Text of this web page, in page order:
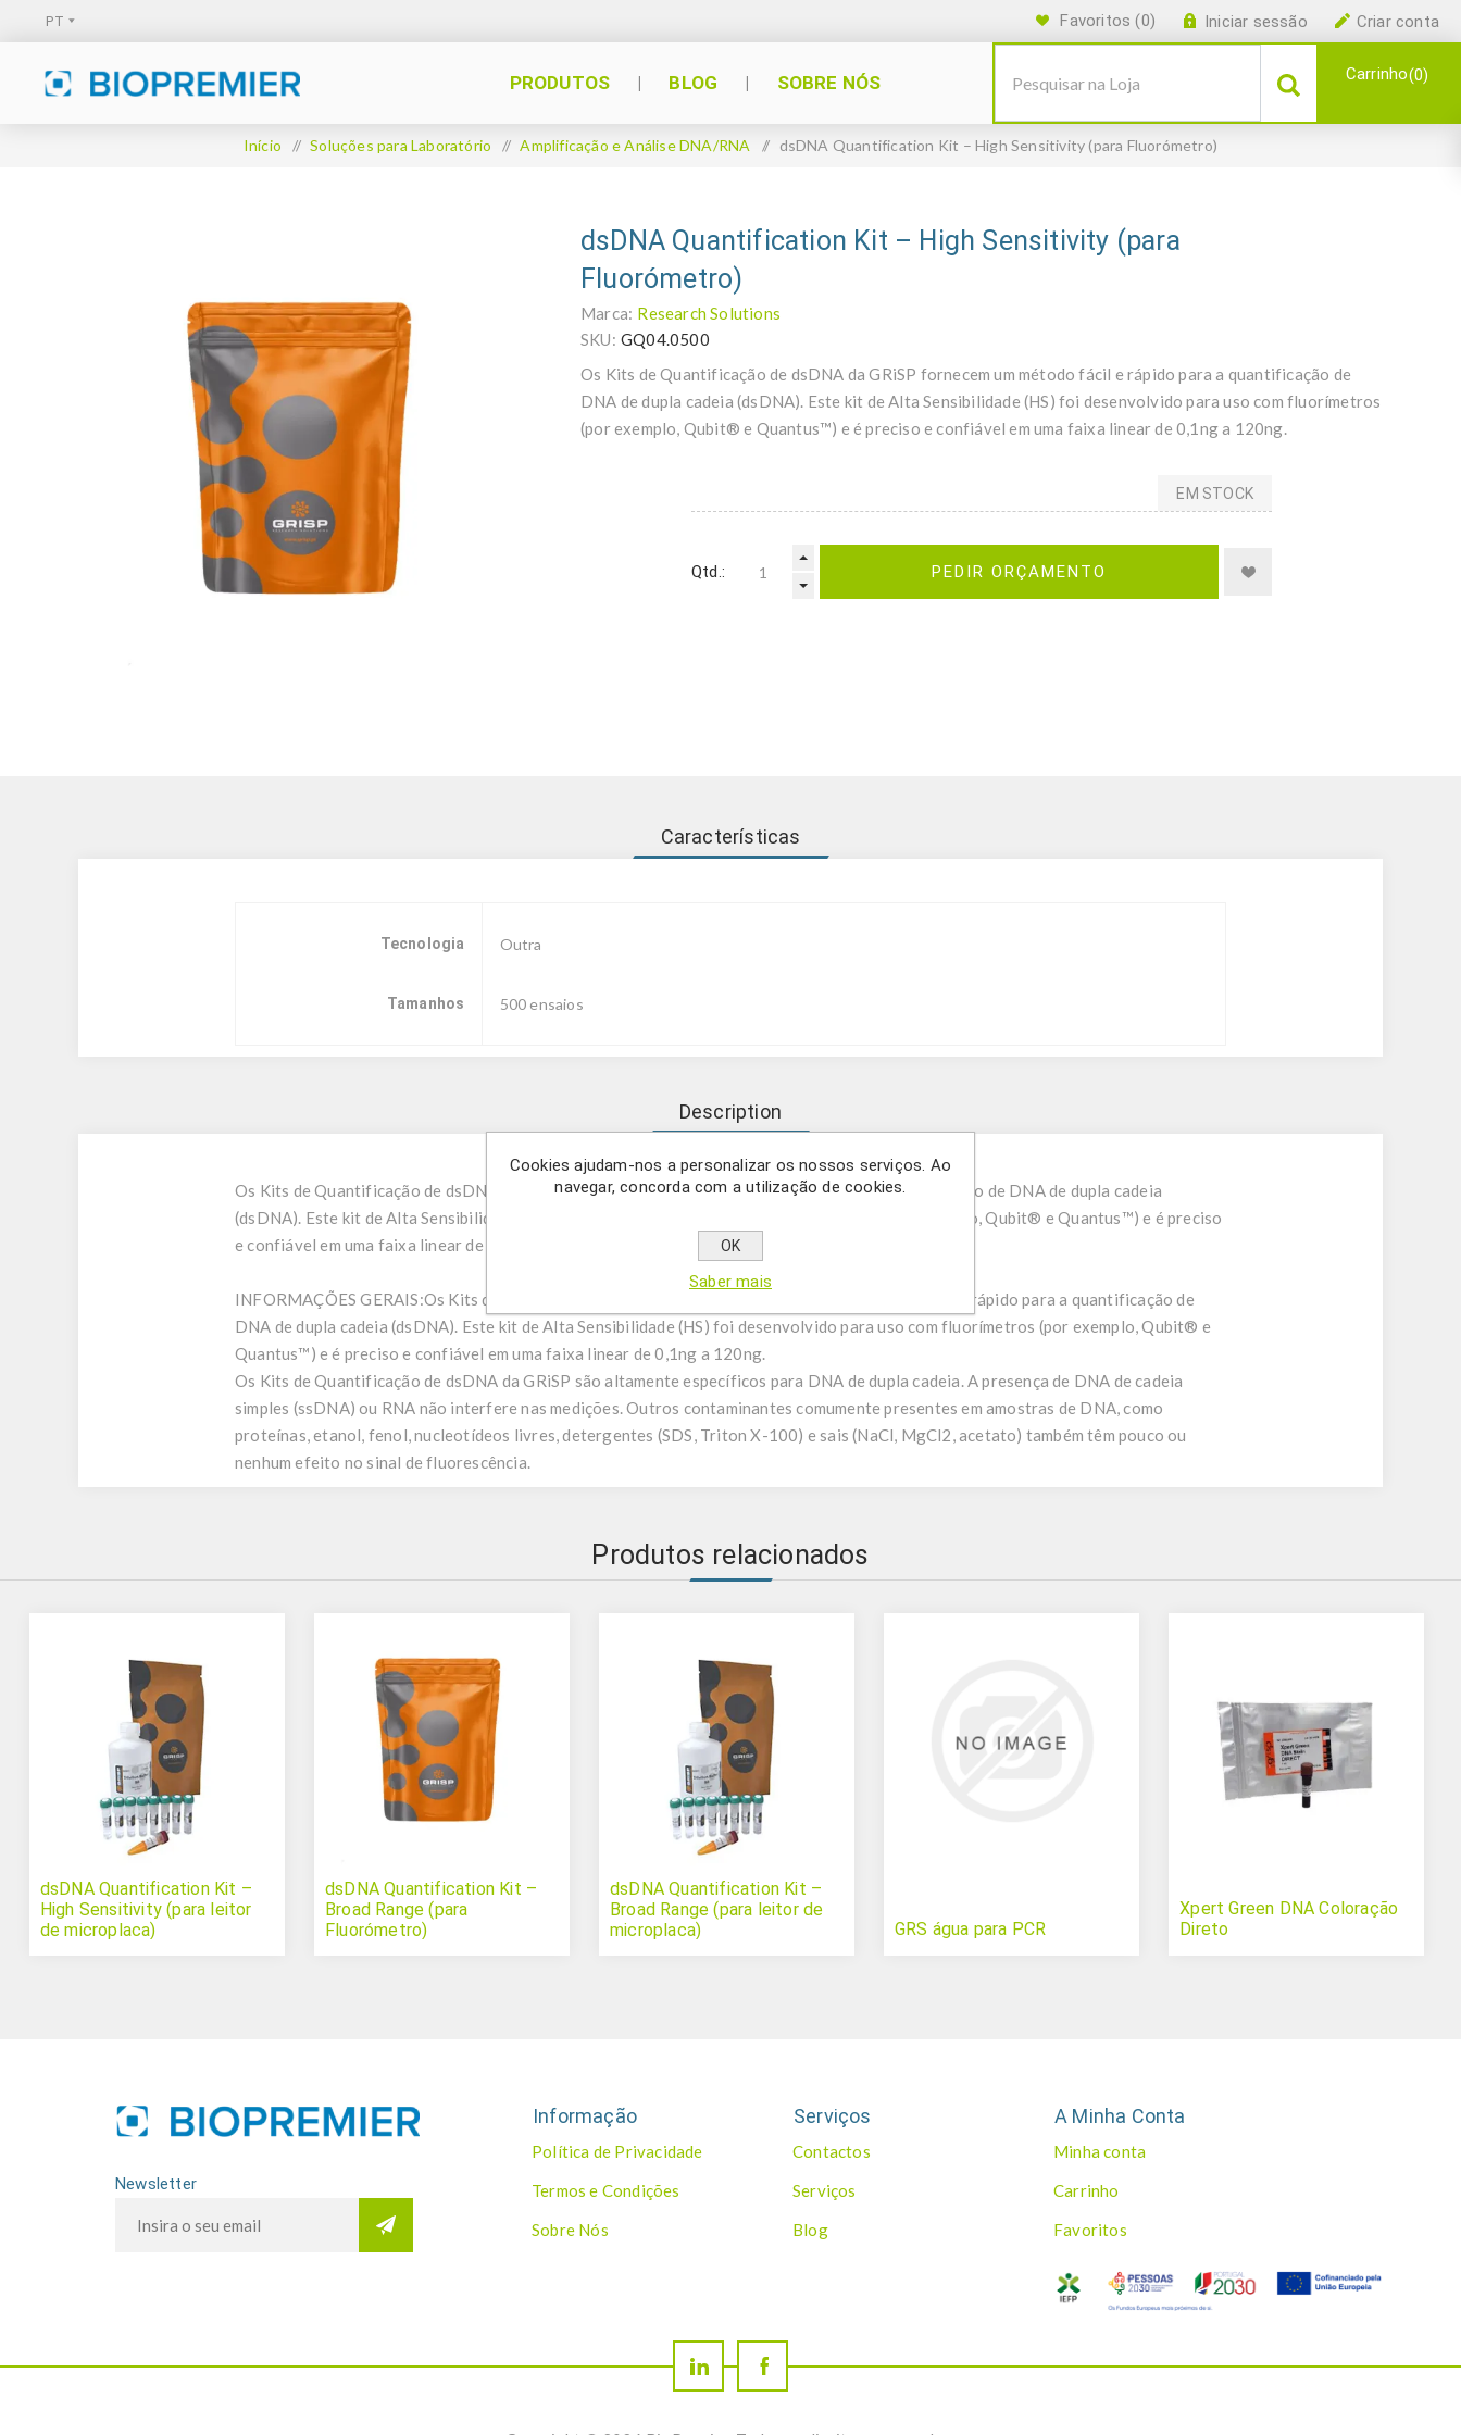
Criar conta
Iniciar sessão
Favoritos (0)
PRODUTOS BLOG SOBRE NÓS Carrinho 0
Início / Soluções para Laboratório / Amplificação e Análise DNA/RNA / dsDNA Quantification Kit – High Sensitivity (para Fluorómetro)
dsDNA Quantification Kit – High Sensitivity (para
Fluorómetro)
Marca: Research Solutions
SKU: GQ04.0500
Os Kits de Quantificação de dsDNA da GRiSP fornecem um método fácil e rápido para a quantificação de
DNA de dupla cadeia (dsDNA). Este kit de Alta Sensibilidade (HS) foi desenvolvido para uso com fluorímetros
(por exemplo, Qubit® e Quantus™) e é preciso e confiável em uma faixa linear de 0,1ng a 120ng.
EM STOCK
Qtd.: PEDIR ORÇAMENTO
Características
Tecnologia Outra
Tamanhos 500 ensaios
Description
Os Kits de Quantificação de dsDNA da GRiSP fornecem um método fácil e rápido para a quantificação de DNA de dupla cadeia
(dsDNA). Este kit de Alta Sensibilidade (HS) foi desenvolvido para uso com fluorímetros (por exemplo, Qubit® e Quantus™) e é preciso
e confiável em uma faixa linear de 0,1ng a 120ng.
INFORMAÇÕES GERAIS:Os Kits de Quantificação de dsDNA da GRiSP fornecem um método fácil e rápido para a quantificação de
DNA de dupla cadeia (dsDNA). Este kit de Alta Sensibilidade (HS) foi desenvolvido para uso com fluorímetros (por exemplo, Qubit® e
Quantus™) e é preciso e confiável em uma faixa linear de 0,1ng a 120ng.
Os Kits de Quantificação de dsDNA da GRiSP são altamente específicos para DNA de dupla cadeia. A presença de DNA de cadeia
simples (ssDNA) ou RNA não interfere nas medições. Outros contaminantes comumente presentes em amostras de DNA, como
proteínas, etanol, fenol, nucleotídeos livres, detergentes (SDS, Triton X-100) e sais (NaCl, MgCl2, acetato) também têm pouco ou
nenhum efeito no sinal de fluorescência.
Produtos relacionados
dsDNA Quantification Kit –
High Sensitivity (para leitor
de microplaca)
dsDNA Quantification Kit –
Broad Range (para
Fluorómetro)
dsDNA Quantification Kit –
Broad Range (para leitor de
microplaca)
GRS água para PCR
Xpert Green DNA Coloração
Direto
Newsletter
Informação
Política de Privacidade
Termos e Condições
Sobre Nós
Serviços
Contactos
Serviços
Blog
A Minha Conta
Minha conta
Carrinho
Favoritos
Cookies ajudam-nos a personalizar os nossos serviços. Ao
navegar, concorda com a utilização de cookies.
OK
Saber mais